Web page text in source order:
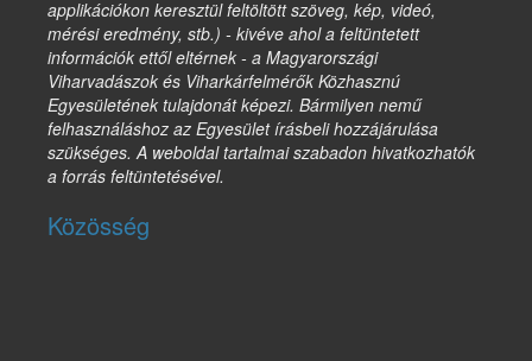
applikációkon keresztül feltöltött szöveg, kép, videó,
mérési eredmény, stb.) - kivéve ahol a feltüntetett
információk ettől eltérnek - a Magyarországi
Viharvadászok és Viharkárfelmérők Közhasznú
Egyesületének tulajdonát képezi. Bármilyen nemű
felhasználáshoz az Egyesület írásbeli hozzájárulása
szükséges. A weboldal tartalmai szabadon hivatkozhatók
a forrás feltüntetésével.
Közösség